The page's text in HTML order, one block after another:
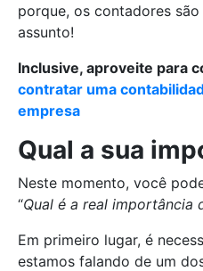
porque, os contadores
assunto!
Inclusive, aproveite para
contratar uma
empresa
Qual a sua
Neste momento, você
“Qual é a real importância
Em primeiro lugar, é
estamos falando de um